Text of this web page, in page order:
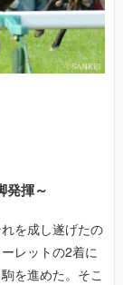
発揮～
を成し遂げたの
レットの2着に
を進めた。そこ